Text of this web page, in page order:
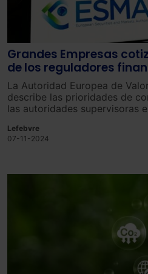
Grandes Empresas
de los reguladores
comprobar sus
sostenibilidad
La Autoridad Europea de
describe las prioridades de
las autoridades supervisoras
las empresas (declaraciones
sostenibilidad en particular).
Lefebvre
07-11-2024